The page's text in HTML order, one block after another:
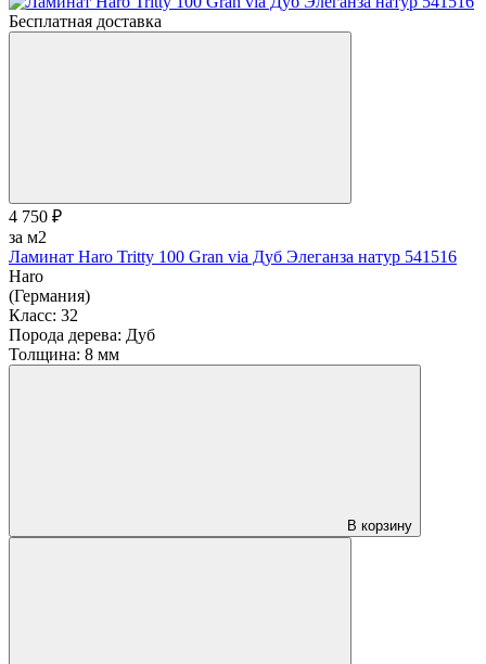
Бесплатная доставка
4 750 ₽
за м2
Ламинат Haro Tritty 100 Gran via Дуб Элеганза натур 541516
Haro
(Германия)
Класс: 32
Порода дерева: Дуб
Толщина: 8 мм
В корзину